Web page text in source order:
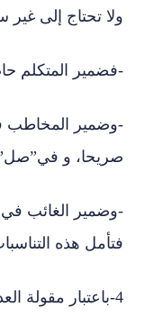
ولا تحتاج إلى غير
-فضمير المتكلم
-وضمير المخاطب
صريحا، و في”صل”
-وضمير الغائب
فتأمل هذه
4-باعتبار مقولة العدد: